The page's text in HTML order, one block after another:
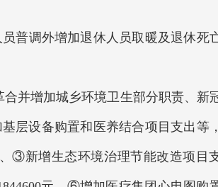
普调外增加退休人员取暖及退休死
并增加城乡环境卫生部分职责、新
层设备购置和医养结合项目支出等
③新增生态环境治理节能改造项目